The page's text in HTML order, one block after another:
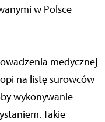
w Polsce
medycznej
na listę surowców
wykonywanie
Takie